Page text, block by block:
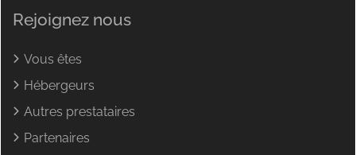
Rejoignez nous
Vous êtes
Hébergeurs
Autres prestataires
Partenaires